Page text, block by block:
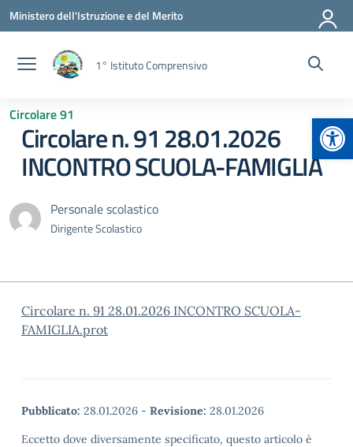
Vai ai contenuti
Vai al menu di navigazione
Vai al footer
Ministero dell'Istruzione e del Merito
1° Istituto Comprensivo
Circolare 91
Circolare n. 91 28.01.2026
INCONTRO SCUOLA-FAMIGLIA
Personale scolastico
Dirigente Scolastico
Circolare n. 91 28.01.2026 INCONTRO SCUOLA-
FAMIGLIA.prot
Pubblicato: 28.01.2026 - Revisione: 28.01.2026
Eccetto dove diversamente specificato, questo articolo è